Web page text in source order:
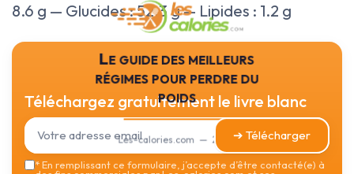
8.6 g — Glucides : 52.3 g — Lipides : 1.2 g
Le guide des meilleurs
régimes pour perdre du
poids
Les-calories.com — 2026
Téléchargez gratuitement le livre blanc
➔ Télécharger
*En remplissant ce formulaire, j’accepte d’être contacté(e) à